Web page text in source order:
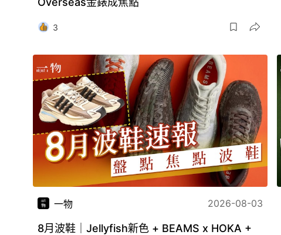
3
一物 2026-08-03
8月波鞋｜Jellyfish新色 + BEAMS x HOKA +